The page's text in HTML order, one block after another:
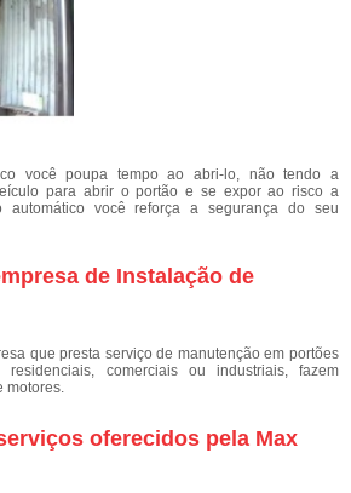
você poupa tempo ao abri-lo, não tendo a
para abrir o portão e se expor ao risco a
automático você reforça a segurança do seu
de Instalação de
que presta serviço de manutenção em portões
residenciais, comerciais ou industriais, fazem
motores.
oferecidos pela Max